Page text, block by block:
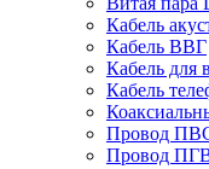
Кабель
Кабель ВВГ
Кабель для
Кабель
Провод
Провод